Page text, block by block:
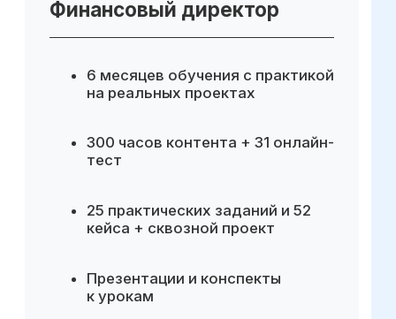
Готовые инструменты для
Повышение эффективности
финансового управления
Возможность делегировать